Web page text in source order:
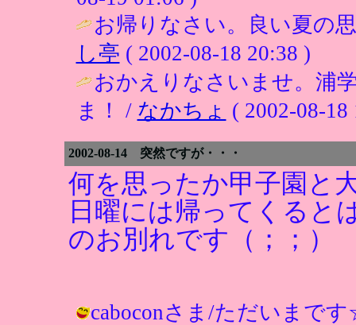
お帰りなさい。良い夏の
し亭 ( 2002-08-18 20:38 )
おかえりなさいませ。浦
ま！ / なかちょ ( 2002-08-18
2002-08-14 突然ですが・・・
何を思ったか甲子園と
日曜には帰ってくると
のお別れです（；；）
caboconさま/ただいまで